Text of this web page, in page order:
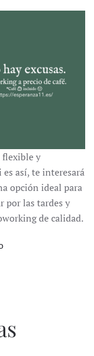
flexible y
así, te interesará
opción ideal para
por las tardes y
de calidad.